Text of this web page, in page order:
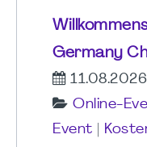
Germany
Online-
Event